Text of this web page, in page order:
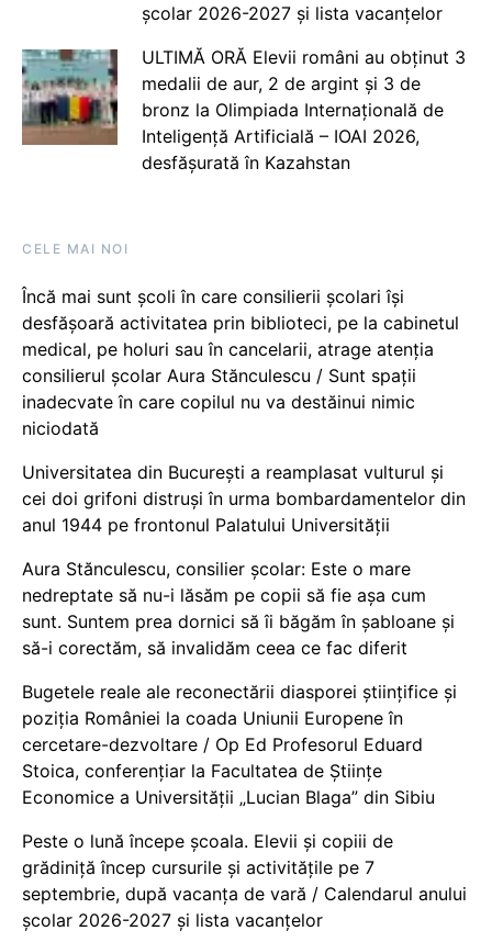
școlar 2026-2027 și lista vacanțelor
ULTIMĂ ORĂ Elevii români au obținut 3
medalii de aur, 2 de argint și 3 de
bronz la Olimpiada Internațională de
Inteligență Artificială – IOAI 2026,
desfășurată în Kazahstan
CELE MAI NOI
Încă mai sunt școli în care consilierii școlari își
desfășoară activitatea prin biblioteci, pe la cabinetul
medical, pe holuri sau în cancelarii, atrage atenția
consilierul școlar Aura Stănculescu / Sunt spații
inadecvate în care copilul nu va destăinui nimic
niciodată
Universitatea din București a reamplasat vulturul și
cei doi grifoni distruși în urma bombardamentelor din
anul 1944 pe frontonul Palatului Universității
Aura Stănculescu, consilier școlar: Este o mare
nedreptate să nu-i lăsăm pe copii să fie așa cum
sunt. Suntem prea dornici să îi băgăm în șabloane și
să-i corectăm, să invalidăm ceea ce fac diferit
Bugetele reale ale reconectării diasporei științifice și
poziția României la coada Uniunii Europene în
cercetare-dezvoltare / Op Ed Profesorul Eduard
Stoica, conferențiar la Facultatea de Științe
Economice a Universității „Lucian Blaga” din Sibiu
Peste o lună începe școala. Elevii și copiii de
grădiniță încep cursurile și activitățile pe 7
septembrie, după vacanța de vară / Calendarul anului
școlar 2026-2027 și lista vacanțelor